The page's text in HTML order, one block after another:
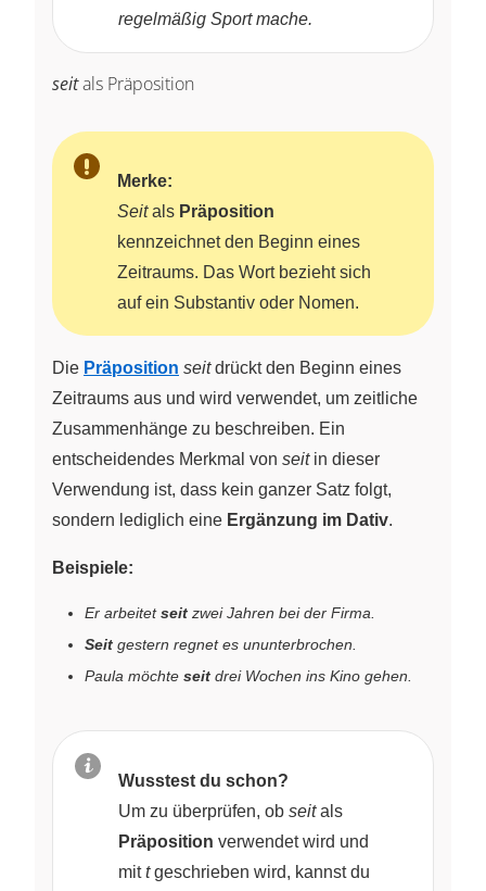
regelmäßig Sport mache.
seitals Präposition
Merke:
Seitals Präposition
kennzeichnet den Beginn eines
Zeitraums. Das Wort bezieht sich
auf ein Substantiv oder Nomen.
Die Präposition seitdrückt den Beginn eines
Zeitraums aus und wird verwendet, um zeitliche
Zusammenhänge zu beschreiben. Ein
entscheidendes Merkmal von seitin dieser
Verwendung ist, dass kein ganzer Satz folgt,
sondern lediglich eine Ergänzung im Dativ.
Beispiele:
Er arbeitetseit zwei Jahren bei der Firma.
Seit gestern regnet es ununterbrochen.
Paula möchte seit drei Wochen ins Kino gehen.
Wusstest du schon?
Um zu überprüfen, ob seitals
Präposition verwendet wird und
mittgeschrieben wird, kannst du